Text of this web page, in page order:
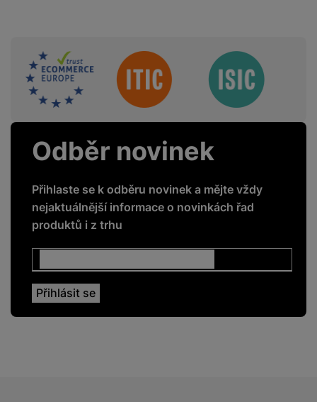
Sdružení
Odběr novinek
Přihlaste se k odběru novinek a mějte vždy
nejaktuálnější informace o novinkách řad
produktů i z trhu